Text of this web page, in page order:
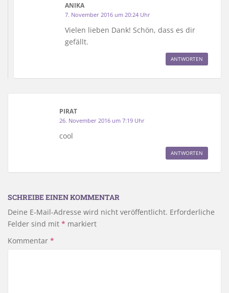
ANIKA
7. November 2016 um 20:24 Uhr
Vielen lieben Dank! Schön, dass es dir
gefällt.
ANTWORTEN
PIRAT
26. November 2016 um 7:19 Uhr
cool
ANTWORTEN
SCHREIBE EINEN KOMMENTAR
Deine E-Mail-Adresse wird nicht veröffentlicht. Erforderliche
Felder sind mit * markiert
Kommentar *